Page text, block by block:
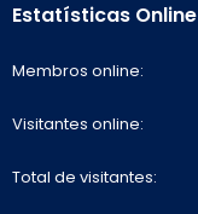
Estatísticas Online
Membros online
Visitantes online
Total de visitantes